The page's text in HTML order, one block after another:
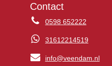
Contact
0598 652222
31612214519
info@veendam.nl